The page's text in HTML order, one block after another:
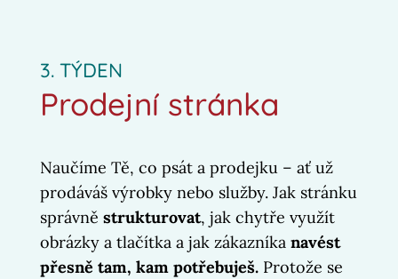
3. TÝDEN
Prodejní stránka
Naučíme Tě, co psát a prodejku – ať už
prodáváš výrobky nebo služby. Jak stránku
správně strukturovat, jak chytře využít
obrázky a tlačítka a jak zákazníka navést
přesně tam, kam potřebuješ. Protože se